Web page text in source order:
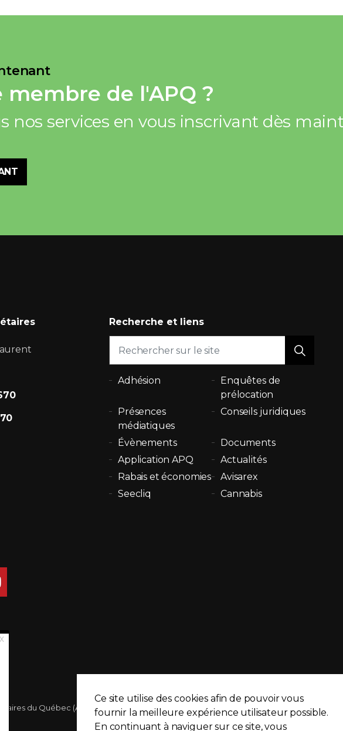
membre de l'APQ ?
nos services en vous inscrivant dès
Recherche et liens
Adhésion
Enquêtes de
prélocation
Présences
médiatiques
Conseils juridiques
Évènements
Documents
Application APQ
Actualités
Rabais et économies
Avisarex
Seecliq
Cannabis
du Québec (APQ) Politique de confidentialité Plan du site
Ce site utilise des cookies afin de pouvoir vous
fournir la meilleure expérience utilisateur possible.
En continuant à naviguer sur ce site, vous